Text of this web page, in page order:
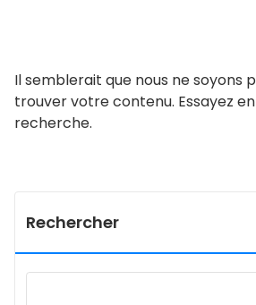
Il semblerait que nous ne soyons
trouver votre contenu. Essayez
recherche.
Rechercher